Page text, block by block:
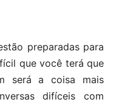
preparadas para
que você terá que
será a coisa mais
difíceis com